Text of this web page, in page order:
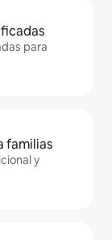
para
familias
y